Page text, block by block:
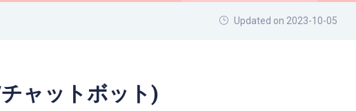
Updated on 2023-10-05
ャットボット)